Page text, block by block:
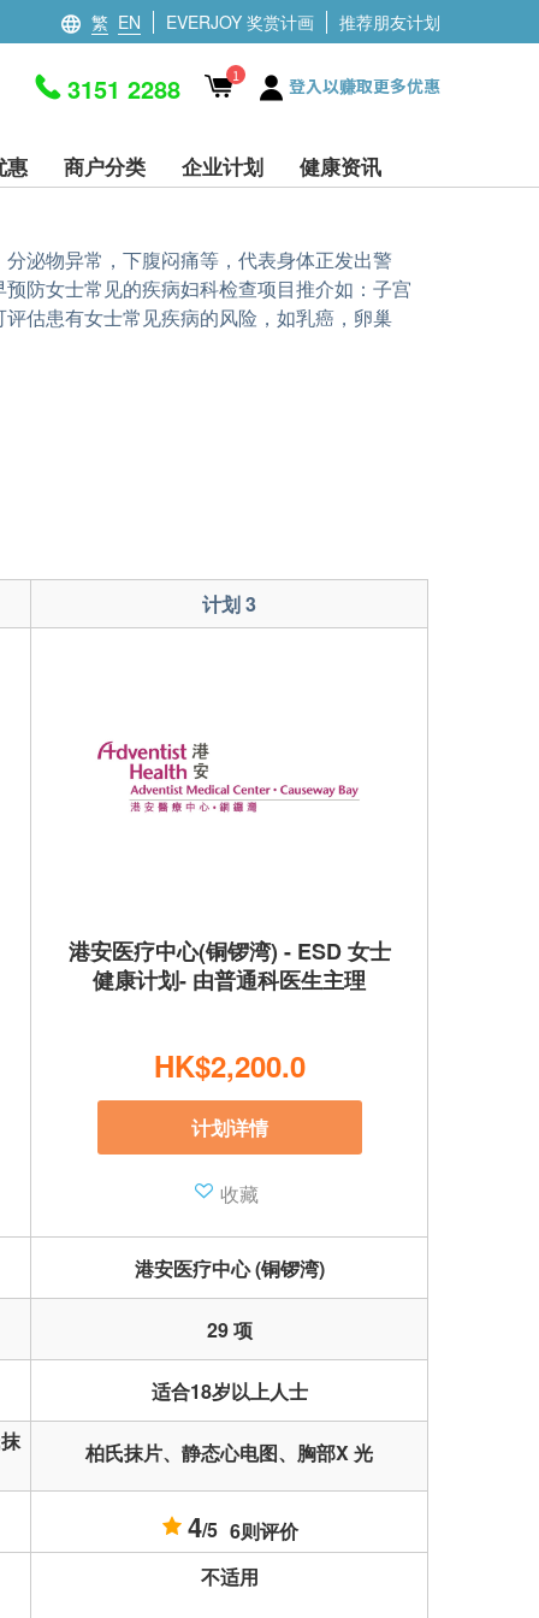
繁 EN EVERJOY 奖赏计画 推荐朋友计划
3151 2288 1 登入以赚取更多优惠
惠 商户分类 企业计划 健康资讯
泌物异常，下腹闷痛等，代表身体正发出警
防女士常见的疾病妇科检查项目推介如：子宫
估患有女士常见疾病的风险，如乳癌，卵巢
计划 3
港安医疗中心(铜锣湾) - ESD 女士
健康计划- 由普通科医生主理
HK$2,200.0
计划详情
收藏
港安医疗中心 (铜锣湾)
29 项
适合18岁以上人士
柏氏抹片、静态心电图、胸部X 光
4/5 6则评价
不适用